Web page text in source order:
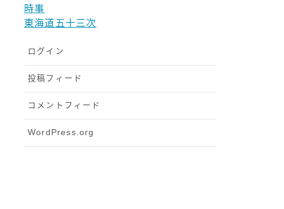
時事
東海道五十三次
ログイン
投稿フィード
コメントフィード
WordPress.org